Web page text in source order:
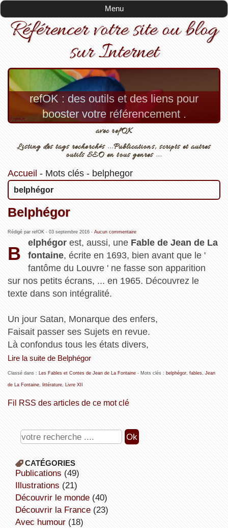
Menu
Référencer votre site ou blog
sur Internet
refOK : des outils et des liens pour
booster votre référencement .
avec refOK
Listing des tags recherchés ...Publications, scripts et autres
outils SEO en tous genres ...
Accueil - Mots clés- belphegor
belphégor
Belphégor
Rédigé par refOK - 03 septembre 2016- Aucun commentaire
B
elphégor est, aussi, une Fable de Jean de La
fontaine, écrite en 1693, bien avant que le '
fantôme du Louvre ' ne fasse son apparition
sur nos petits écrans, ... en 1965. Découvrez le
texte dans son intégralité.
Un jour Satan, Monarque des enfers,
Faisait passer ses Sujets en revue.
Là confondus tous les états divers,
Lire la suite de Belphégor
Classé dans : Les Fables et Contes de Jean de La Fontaine- Mots clés : belphégor, fables, Jean
de La Fontaine, littérature, Livre XII
Fil RSS des articles de ce mot clé
CATÉGORIES
publications (49)
illustrations (21)
découvrir le monde(40)
découvrir la France(23)
avec humour(18)